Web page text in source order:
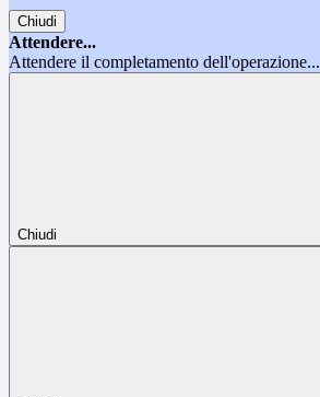
Chiudi
Attendere...
Attendere il completamento dell'operazione...
Chiudi